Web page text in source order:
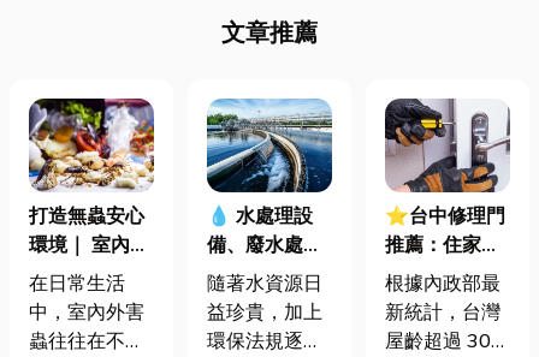
文章推薦
打造無蟲安心
環境｜ 室內外
害蟲防治全攻
略
在日常生活
中，室內外害
蟲往往在不知
💧 水處理設
備、廢水處理
工程與回收水
工程完整解析
｜打造高效率
隨著水資源日
益珍貴，加上
環保法規逐漸
⭐台中修理門
推薦：住家鐵
門卡住、大門
下垂怎麼辦？
維修費用與不
根據內政部最
新統計，台灣
屋齡超過 30